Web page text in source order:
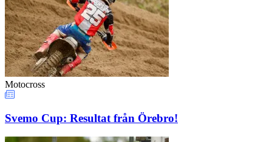
Motocross
Svemo Cup: Resultat från Örebro!